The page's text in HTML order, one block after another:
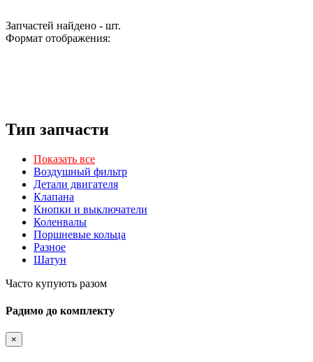
Запчастей найдено - шт.
Формат отображения:
Тип запчасти
Показать все
Воздушный фильтр
Детали двигателя
Клапана
Кнопки и выключатели
Коленвалы
Поршневые кольца
Разное
Шатун
Часто купують разом
Радимо до комплекту
×